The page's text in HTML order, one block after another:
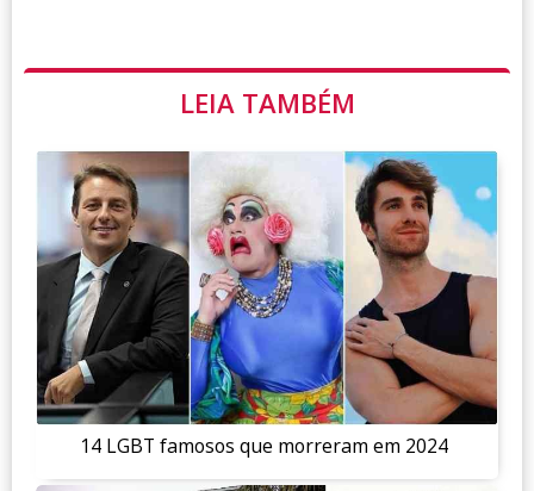
LEIA TAMBÉM
14 LGBT famosos que morreram em 2024